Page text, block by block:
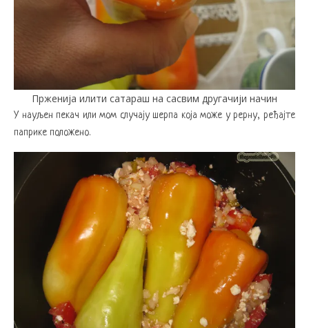
Прженија илити сатараш на сасвим другачији начин
У науљен пекач или мом случају шерпа која може у рерну, ређајте
паприке положено.